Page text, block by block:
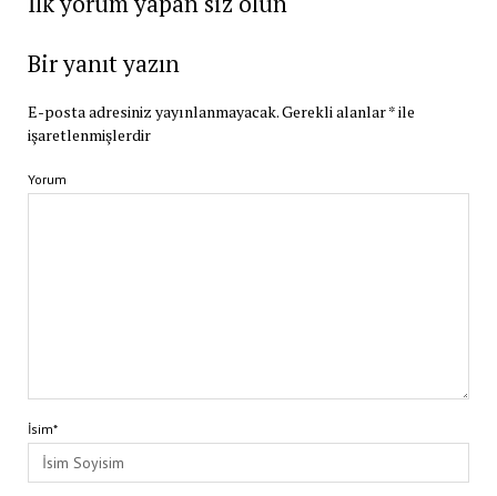
Bir yanıt yazın
E-posta adresiniz yayınlanmayacak.Gerekli alanlar*ile
işaretlenmişlerdir
Yorum
İsim*